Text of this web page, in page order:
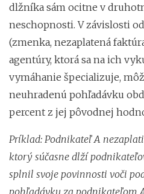
dlžníka sám ocitne v
neschopnosti. V závislosti
(zmenka, nezaplatená
agentúry, ktorá sa na ich
vymáhanie špecializuje,
neuhradenú pohľadávku
percent z jej pôvodnej
Príklad: Podnikateľ A
ktorý súčasne dlží
splnil svoje povinnosti voči
pohľadávku za podnikateľom